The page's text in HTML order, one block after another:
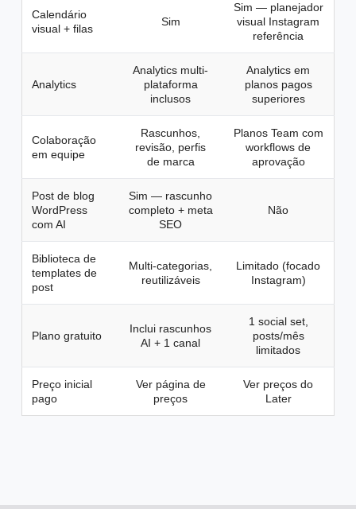
Calendário
visual + filas
Sim
Sim — planejador
visual Instagram
referência
Analytics
Analytics multi-
plataforma
inclusos
Analytics em
planos pagos
superiores
Colaboração
em equipe
Rascunhos,
revisão, perfis
de marca
Planos Team com
workflows de
aprovação
Post de blog
WordPress
com AI
Sim — rascunho
completo + meta
SEO
Não
Biblioteca de
templates de
post
Multi-categorias,
reutilizáveis
Limitado (focado
Instagram)
Plano gratuito
Inclui rascunhos
AI + 1 canal
1 social set,
posts/mês
limitados
Preço inicial
pago
Ver página de
preços
Ver preços do
Later